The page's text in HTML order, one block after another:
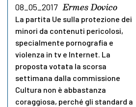
08_05_2017 Ermes Dovico
La partita Ue sulla protezione dei
minori da contenuti pericolosi,
specialmente pornografia e
violenza in tv e Internet. La
proposta votata la scorsa
settimana dalla commissione
Cultura non è abbastanza
coraggiosa, perché gli standard a